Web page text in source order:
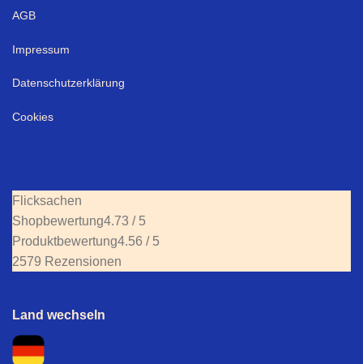
AGB
Impressum
Datenschutzerklärung
Cookies
Flicksachen
Shopbewertung4.73 / 5
Produktbewertung4.56 / 5
2579 Rezensionen
Land wechseln